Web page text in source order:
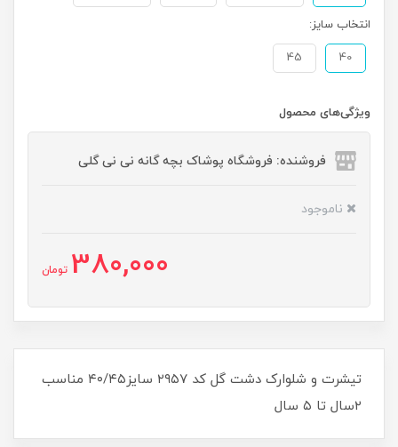
انتخاب سایز:
40
45
ویژگی‌های محصول
فروشنده: فروشگاه پوشاک بچه گانه نی نی گلی
ناموجود
380,000 تومان
تیشرت و شلوارک دشت گل کد ۲۹۵۷ سایز۴۰/۴۵ مناسب
۲سال تا ۵ سال